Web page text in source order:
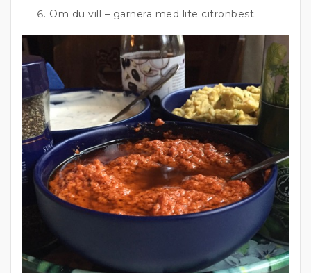
Om du vill – garnera med lite citronbest.